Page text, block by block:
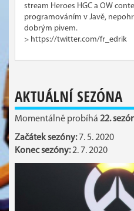
stream Heroes HGC a OW
programováním v Javě,
dobrým pivem.
> https://twitter.com/fr_edrik
AKTUÁLNÍ SEZÓNA
Momentálně probíhá 22.
Začátek sezóny:7. 5. 2020
Konec sezóny:2. 7. 2020